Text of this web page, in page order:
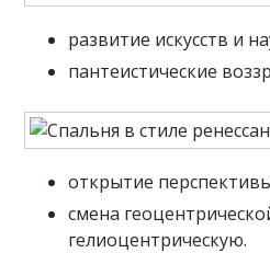
развитие искусств и
пантеистические
открытие
смена
гелиоцентрическую.